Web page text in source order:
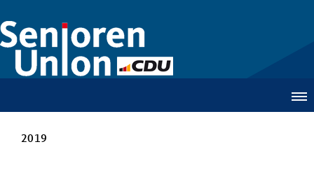
2019